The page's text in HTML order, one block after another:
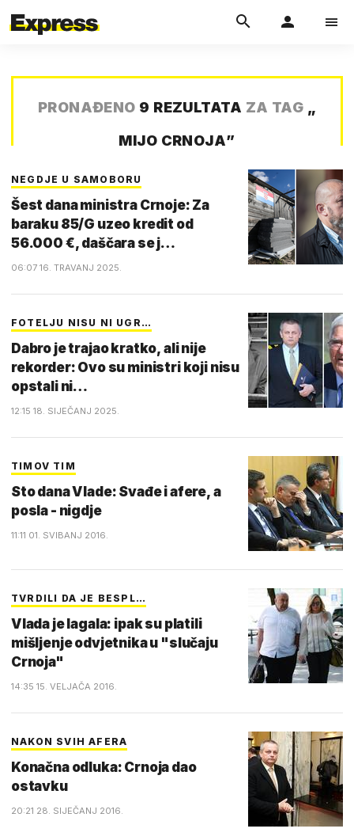
PRONAĐENO 9 REZULTATA ZA TAG „
MIJO CRNOJA”
NEGDJE U SAMOBORU
Šest dana ministra Crnoje: Za
baraku 85/G uzeo kredit od
56.000 €, daščara se j…
06:07 16. TRAVANJ 2025.
FOTELJU NISU NI UGR…
Dabro je trajao kratko, ali nije
rekorder: Ovo su ministri koji nisu
opstali ni…
12:15 18. SIJEČANJ 2025.
TIMOV TIM
Sto dana Vlade: Svađe i afere, a
posla - nigdje
11:11 01. SVIBANJ 2016.
TVRDILI DA JE BESPL…
Vlada je lagala: ipak su platili
mišljenje odvjetnika u "slučaju
Crnoja"
14:35 15. VELJAČA 2016.
NAKON SVIH AFERA
Konačna odluka: Crnoja dao
ostavku
20:21 28. SIJEČANJ 2016.